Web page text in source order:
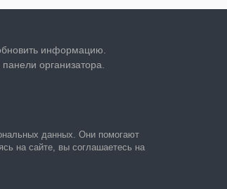
информацию.
организатора.
данных. Они помогают
на сайте, вы соглашаетесь на